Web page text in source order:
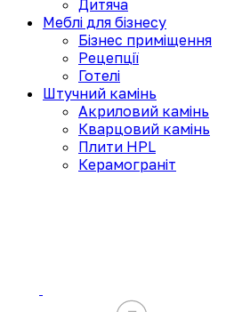
Дитяча
Меблі для бізнесу
Бізнес приміщення
Рецепції
Готелі
Штучний камінь
Акриловий камінь
Кварцовий камінь
Плити HPL
Керамограніт